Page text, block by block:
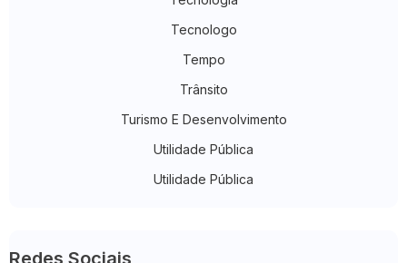
Tecnologo
Tempo
Trânsito
Turismo E Desenvolvimento
Utilidade Pública
Utilidade Pública